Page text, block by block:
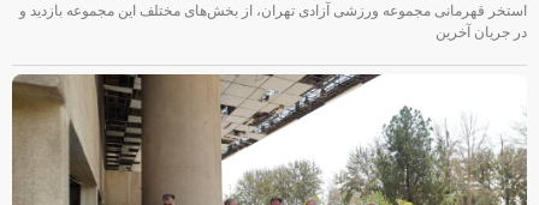
استخر قهرمانی مجموعه ورزشی آزادی تهران، از بخش‌های مختلف این مجموعه بازدید و
در جریان آخرین